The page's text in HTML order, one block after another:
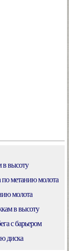
высоту
метанию молота
молота
в высоту
с барьером
диска